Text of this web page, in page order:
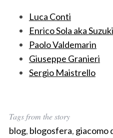
Luca Conti
Enrico Sola aka
Paolo Valdemarin
Giuseppe Granieri
Sergio Maistrello
Tags from the story
blog, blogosfera, giacomo